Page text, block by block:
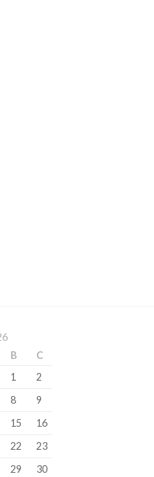
B
C
1
2
8
9
15
16
22
23
29
30